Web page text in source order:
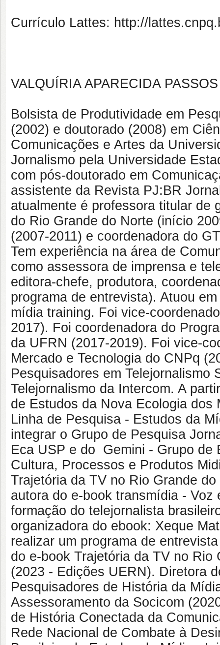
Currículo Lattes: http://
VALQUÍRIA APARECIDA
Bolsista de Produtividade em
(2002) e doutorado (2008) em
Comunicações e Artes da
Jornalismo pela Universidade
com pós-doutorado em
assistente da Revista PJ:BR
atualmente é professora titular de
do Rio Grande do Norte (início
(2007-2011) e coordenadora do
Tem experiência na área de
como assessora de imprensa e
editora-chefe, produtora,
programa de entrevista). Atuou
mídia training. Foi vice-
2017). Foi coordenadora do
da UFRN (2017-2019). Foi vice-
Mercado e Tecnologia do CNPq
Pesquisadores em Telejornalismo
Telejornalismo da Intercom. A
de Estudos da Nova Ecologia
Linha de Pesquisa - Estudos da
integrar o Grupo de Pesquisa
Eca USP e do Gemini - Grupo de
Cultura, Processos e Produtos
Trajetória da TV no Rio Grande
autora do e-book transmídia -
formação do telejornalista
organizadora do ebook: Xeque
realizar um programa de
do e-book Trajetória da TV no
(2023 - Edições UERN). Diretora
Pesquisadores de História da
Assessoramento da Socicom
de História Conectada da
Rede Nacional de Combate à